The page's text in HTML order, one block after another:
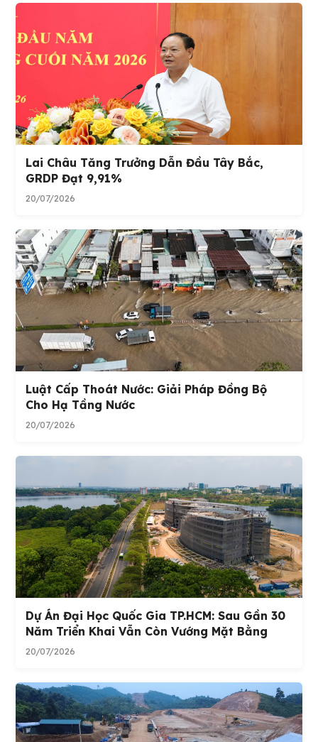
Lai Châu Tăng Trưởng Dẫn Đầu Tây Bắc,
GRDP Đạt 9,91%
20/07/2026
Luật Cấp Thoát Nước: Giải Pháp Đồng Bộ
Cho Hạ Tầng Nước
20/07/2026
Dự Án Đại Học Quốc Gia TP.HCM: Sau Gần 30
Năm Triển Khai Vẫn Còn Vướng Mặt Bằng
20/07/2026